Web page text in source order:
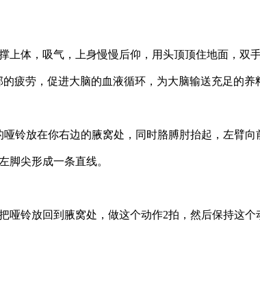
，吸气，上身慢慢后仰，用头顶顶住地面，双
劳，促进大脑的血液循环，为大脑输送充足的养
放在你右边的腋窝处，同时胳膊肘抬起，左臂向
尖形成一条直线。
放回到腋窝处，做这个动作2拍，然后保持这个